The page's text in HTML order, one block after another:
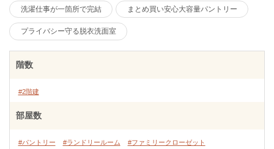
洗濯仕事が一箇所で完結 まとめ買い安心大容量パントリー
プライバシー守る脱衣洗面室
階数
#2階建
部屋数
#パントリー #ランドリールーム
#ファミリークローゼット